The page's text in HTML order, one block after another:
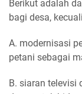
Berikut adalah
bagi desa,
A. modernisasi
petani sebagai
B. siaran televisi